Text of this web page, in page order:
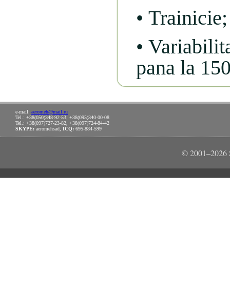
• Trainicie;
•
pana la
e-mail: aeromeh@mail.ru
Tel.: +38(050)348-92-53, +38(095)340-00-08
Tel.: +38(097)727-23-82, +38(097)724-84-42
SKYPE: aeromehsad, ICQ: 695-884-599
©